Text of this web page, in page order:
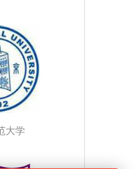
大学